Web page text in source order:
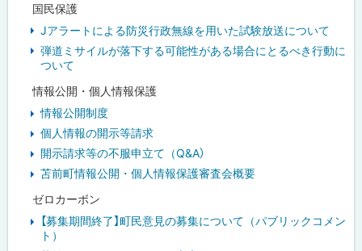
国民保護
Jアラートによる防災行政無線を用いた試験放送について
弾道ミサイルが落下する可能性がある場合にとるべき行動に
ついて
情報公開・個人情報保護
情報公開制度
個人情報の開示等請求
開示請求等の不服申立て（Q&A）
苫前町情報公開・個人情報保護審査会概要
ゼロカーボン
【募集期間終了】町民意見の募集について（パブリックコメン
ト）